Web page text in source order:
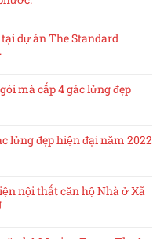
dự án The Standard
mà cấp 4 gác lửng đẹp
lửng đẹp hiện đại năm 2022
nội thất căn hộ Nhà ở Xã